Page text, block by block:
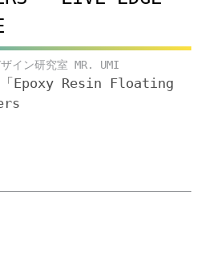
イン研究室 MR. UMI
「Epoxy Resin Floating